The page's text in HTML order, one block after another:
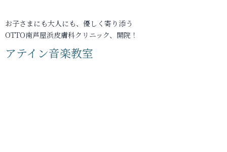
お子さまにも大人にも、優しく寄り添う
OTTO南芦屋浜皮膚科クリニック、開院！
アテイン音楽教室